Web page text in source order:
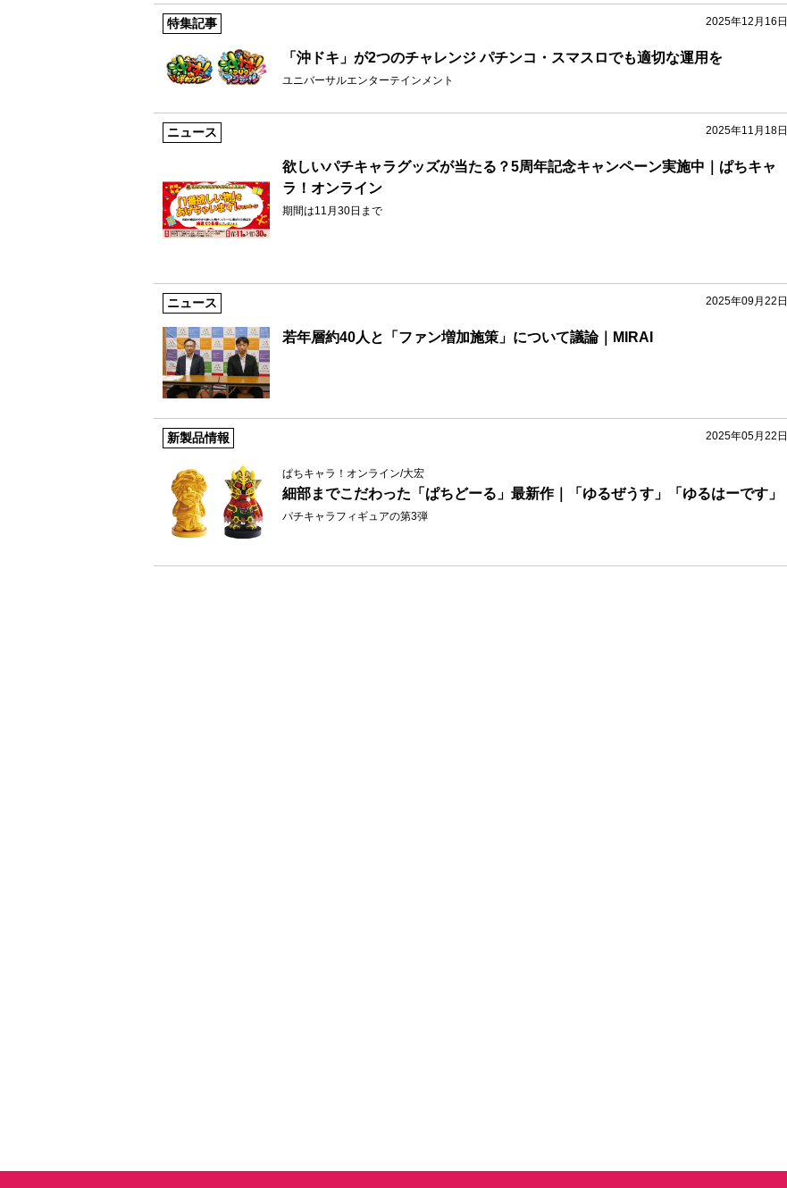
2025年12月16日
特集記事
「沖ドキ」が2つのチャレンジ パチンコ・スマスロでも適切な運用を
ユニバーサルエンターテインメント
2025年11月18日
ニュース
欲しいパチキャラグッズが当たる？5周年記念キャンペーン実施中｜ぱちキャ
ラ！オンライン
期間は11月30日まで
2025年09月22日
ニュース
若年層約40人と「ファン増加施策」について議論｜MIRAI
2025年05月22日
新製品情報
ぱちキャラ！オンライン/大宏
細部までこだわった「ぱちどーる」最新作｜「ゆるぜうす」「ゆるはーです」
パチキャラフィギュアの第3弾